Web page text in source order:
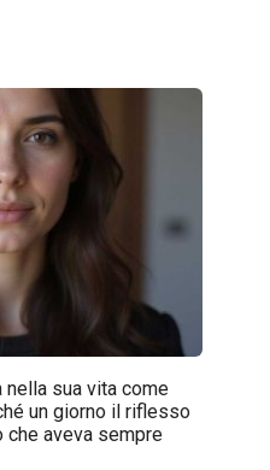
sua vita come
un giorno il riflesso
aveva sempre